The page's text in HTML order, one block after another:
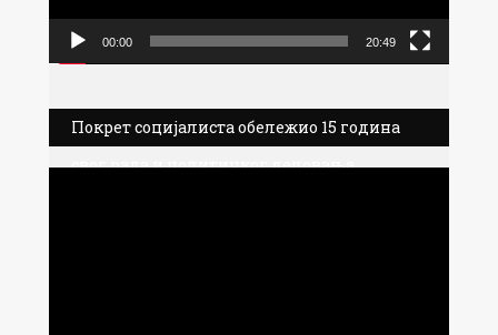
00:00 20:49
Покрет социјалиста обележио 15 година
свог рада и политичког деловања